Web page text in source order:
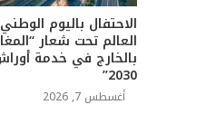
الاحتفال باليوم
العالم تحت شعار
بالخارج في خدمة
2030”
أغسطس 7, 2026